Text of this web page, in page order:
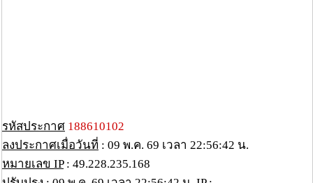
รหัสประกาศ 188610102
ลงประกาศเมื่อวันที่ : 09 พ.ค. 69 เวลา 22:56:42 น.
หมายเลข IP: 49.228.235.168